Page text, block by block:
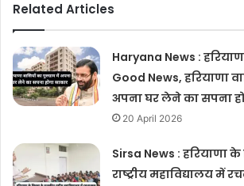
Related Articles
Haryana News :
Good News, हरियाणा
अपना घर लेने का सपना
20 April 2026
Sirsa News : हरियाणा
राष्ट्रीय महाविद्यालय